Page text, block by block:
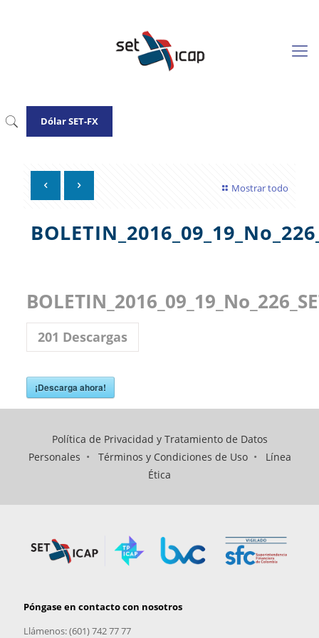
Dólar SET-FX
Mostrar todo
201 Descargas
¡Descarga ahora!
Política de Privacidad y Tratamiento de Datos
Personales • Términos y Condiciones de Uso• Línea
Ética
Póngase en contacto con nosotros
Llámenos: (601) 742 77 77